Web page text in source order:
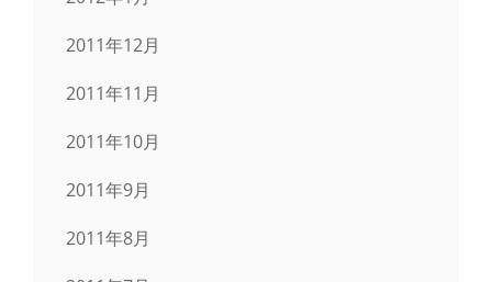
2011年12月
2011年11月
2011年10月
2011年9月
2011年8月